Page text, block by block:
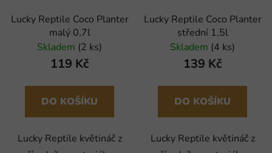
Lucky Reptile Coco Planter
malý 0,7l
Skladem (2 ks)
119 Kč
DO KOŠÍKU
Lucky Reptile květináč z
Lucky Reptile Coco Planter
střední 1,5l
Skladem (4 ks)
139 Kč
DO KOŠÍKU
Lucky Reptile květináč z